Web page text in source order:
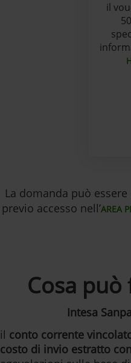
il
La domanda può
previo accesso nell’AREA
Cosa
Intesa
il conto corrente
costo di invio estratto